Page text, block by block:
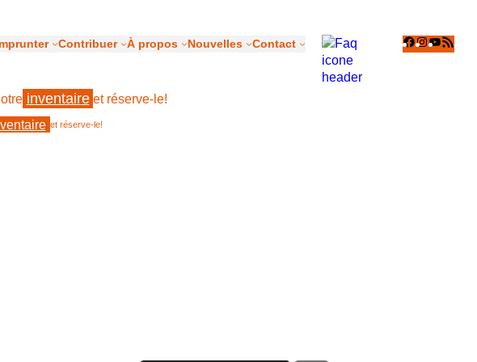
Contribuer À propos Nouvelles Contact Facebook
inventaire et réserve-le!
et réserve-le!